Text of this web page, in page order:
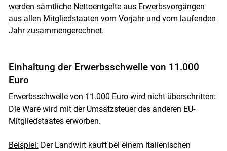
werden sämtliche Nettoentgelte aus Erwerbsvorgängen
aus allen Mitgliedstaaten vom Vorjahr und vom laufenden
Jahr zusammengerechnet.
Einhaltung der Erwerbsschwelle von 11.000
Euro
Erwerbsschwelle von 11.000 Euro wird nichtüberschritten:
Die Ware wird mit der Umsatzsteuer des anderen EU-
Mitgliedstaates erworben.
Beispiel: Der Landwirt kauft bei einem italienischen